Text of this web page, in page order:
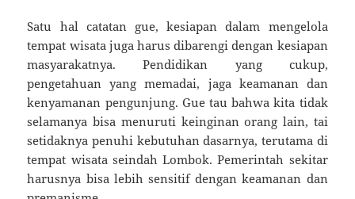
Satu hal catatan gue, kesiapan dalam mengelola
tempat wisata juga harus dibarengi dengan kesiapan
masyarakatnya. Pendidikan yang cukup,
pengetahuan yang memadai, jaga keamanan dan
kenyamanan pengunjung. Gue tau bahwa kita tidak
selamanya bisa menuruti keinginan orang lain, tai
setidaknya penuhi kebutuhan dasarnya, terutama di
tempat wisata seindah Lombok. Pemerintah sekitar
harusnya bisa lebih sensitif dengan keamanan dan